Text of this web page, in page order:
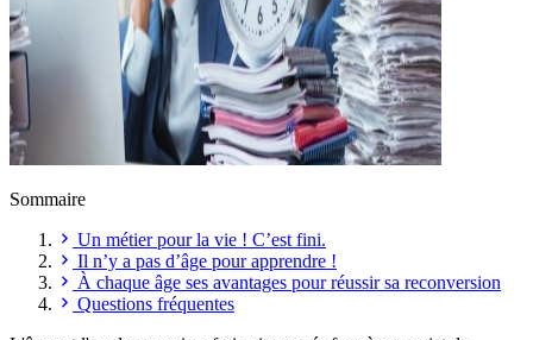
Sommaire
Un métier pour la vie ! C’est fini.
Il n’y a pas d’âge pour apprendre !
À chaque âge ses avantages pour réussir sa reconversion
Questions fréquentes